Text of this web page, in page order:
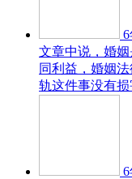
6
文章中说，婚
同利益，婚姻
轨这件事没有
6